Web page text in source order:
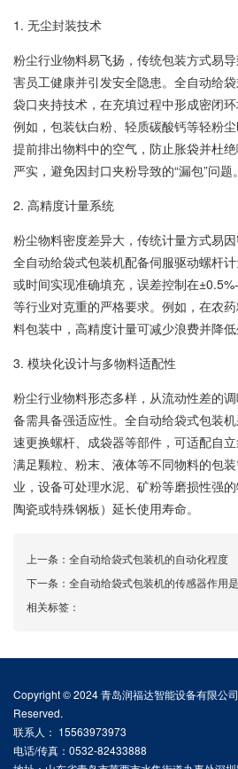
1. 无尘封装技术
粉尘行业物料易飞扬，传统包装方式易
害员工健康并引发安全隐患。全自动给
袋口夹持技术，在充填过程中形成密闭环
例如，包装钛白粉、轻质碳酸钙等轻粉
提前排出物料中的空气，防止胀袋并杜
严实，避免因封口夹粉导致的“漏包”问题。
2. 高精度计量系统
粉尘物料密度差异大，传统计量方式易因
全自动给袋式包装机配备伺服驱动螺杆
或时间实现准确填充，误差控制在
等行业对克重的严格要求。例如，在农
料包装中，高精度计量可减少浪费并降低
3. 模块化设计与多物料适配性
粉尘行业物料形态多样，从流动性差的
备需具备强适应性。全自动给袋式包装
速更换螺杆、成袋器等部件，可适配自
满足颗粒、粉末、液体等不同物料的包
业，设备可处理水泥、矿粉等磨损性强
陶瓷或特殊钢板）延长使用寿命。
上一条： 全自动给袋式包装机的自动化程度
下一条： 全自动给袋式包装机的传感器作用
相关标签：
Copyright © 2024 青岛润福达智能设备有限公
Reserved.
联系人： 15563973973
电话/传真：0532-82433888